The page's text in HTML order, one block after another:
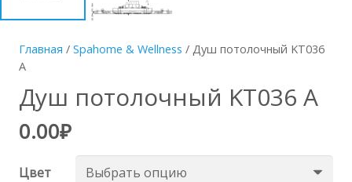
Главная / Spahome & Wellness / Душ потолочный KT036
A
Душ потолочный KT036 A
0.00₽
Цвет